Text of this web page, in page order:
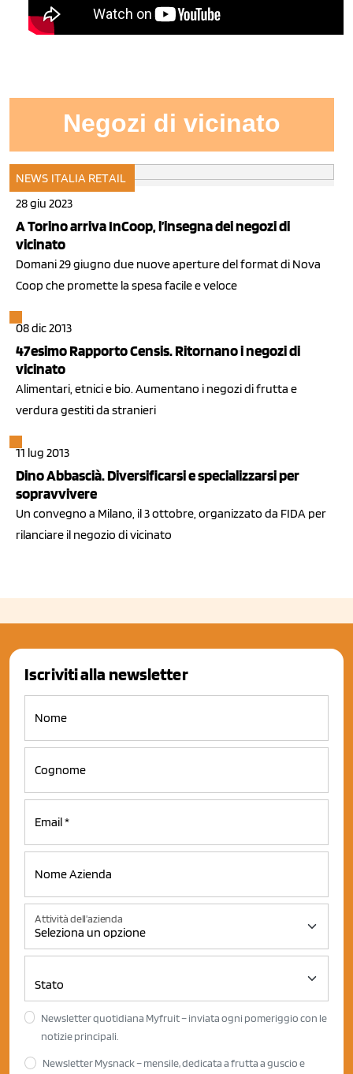
Negozi di vicinato
NEWS ITALIA RETAIL
28 giu 2023
A Torino arriva InCoop, l’insegna dei negozi di
vicinato
Domani 29 giugno due nuove aperture del format di Nova
Coop che promette la spesa facile e veloce
08 dic 2013
47esimo Rapporto Censis. Ritornano i negozi di
vicinato
Alimentari, etnici e bio. Aumentano i negozi di frutta e
verdura gestiti da stranieri
11 lug 2013
Dino Abbascià. Diversificarsi e specializzarsi per
sopravvivere
Un convegno a Milano, il 3 ottobre, organizzato da FIDA per
rilanciare il negozio di vicinato
Iscriviti alla newsletter
Attività dell'azienda
Newsletter quotidiana Myfruit – inviata ogni pomeriggio con le
notizie principali.
Newsletter Mysnack – mensile, dedicata a frutta a guscio e